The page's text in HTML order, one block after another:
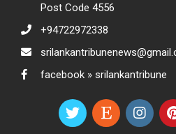
Post Code 4556
+94722972338
facebook » srilankantribune